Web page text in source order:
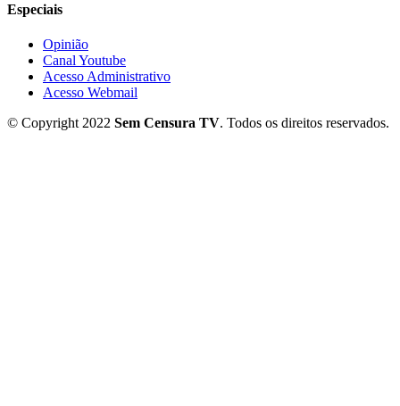
Especiais
Opinião
Canal Youtube
Acesso Administrativo
Acesso Webmail
© Copyright 2022 Sem Censura TV. Todos os direitos reservados.